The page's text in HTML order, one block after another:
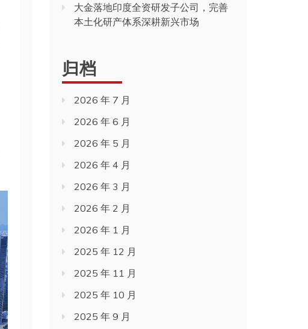
大金落地印度全资研发子公司，完善
本土化研产体系深耕新兴市场
归档
2026 年 7 月
2026 年 6 月
2026 年 5 月
2026 年 4 月
2026 年 3 月
2026 年 2 月
2026 年 1 月
2025 年 12 月
2025 年 11 月
2025 年 10 月
2025 年 9 月